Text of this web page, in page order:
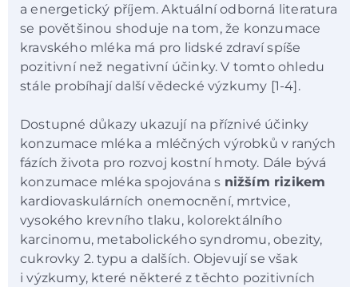
a energetický příjem. Aktuální odborná literatura
se povětšinou shoduje na tom, že konzumace
kravského mléka má pro lidské zdraví spíše
pozitivní než negativní účinky. V tomto ohledu
stále probíhají další vědecké výzkumy [1-4].
Dostupné důkazy ukazují na příznivé účinky
konzumace mléka a mléčných výrobků v raných
fázích života pro rozvoj kostní hmoty. Dále bývá
konzumace mléka spojována s nižším rizikem
kardiovaskulárních onemocnění, mrtvice,
vysokého krevního tlaku, kolorektálního
karcinomu, metabolického syndromu, obezity,
cukrovky 2. typu a dalších. Objevují se však
i výzkumy, které některé z těchto pozitivních